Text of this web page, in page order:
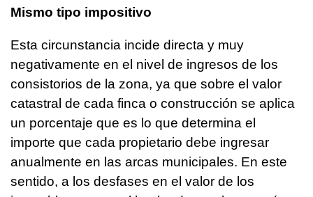
Mismo tipo impositivo
Esta circunstancia incide directa y muy
negativamente en el nivel de ingresos de los
consistorios de la zona, ya que sobre el valor
catastral de cada finca o construcción se aplica
un porcentaje que es lo que determina el
importe que cada propietario debe ingresar
anualmente en las arcas municipales. En este
sentido, a los desfases en el valor de los